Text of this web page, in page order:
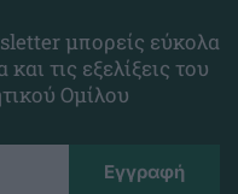
μπορείς εύκολα
τις εξελίξεις του
Ομίλου